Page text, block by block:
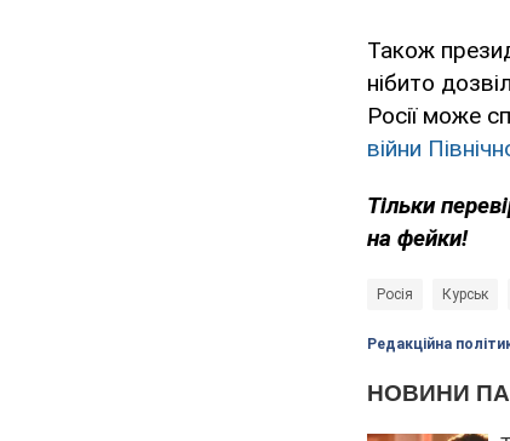
Також
нібито
Росії може
війни
Тільки
на фейки!
Росія Курськ
Редакційна